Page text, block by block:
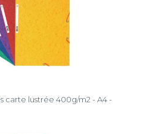
carte lustrée 400g/m2 - A4 -